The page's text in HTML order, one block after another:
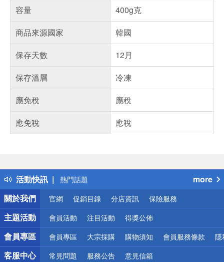
容量
400g克
商品來源國家
韓國
保存天數
12月
保存溫層
冷凍
應免稅
應稅
應免稅
應稅
活動快訊
得獎公告
熱門話題
銀行優惠
偏遠地區配送
詐騙網頁！請小心！
more
關於我們
官網 促銷目錄 分店資訊 保險服務
主題活動 會員活動 注目活動 得獎公佈
會員專區 會員專區 大宗採購 購物須知 會員服務條款 隱
客服中心 常見問題 服務公告 意見信箱